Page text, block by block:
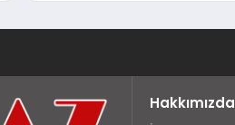
Hakkımızda